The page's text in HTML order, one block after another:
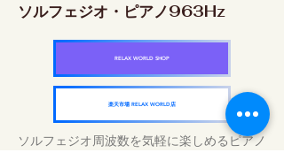
ソルフェジオ・ピアノ963Hz
RELAX WORLD SHOP
楽天市場 RELAX WORLD店
ソルフェジオ周波数を気軽に楽しめるピアノ